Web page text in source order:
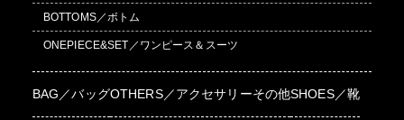
BOTTOMS／ボトム
ONEPIECE&SET／ワンピース＆スーツ
BAG／バッグOTHERS／アクセサリーその他SHOES／靴